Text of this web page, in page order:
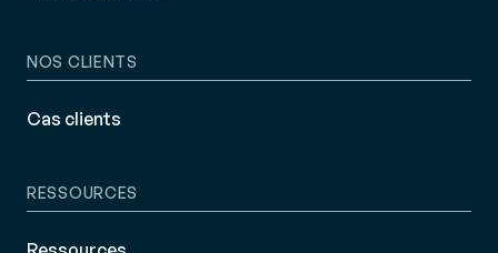
NOS CLIENTS
Cas clients
RESSOURCES